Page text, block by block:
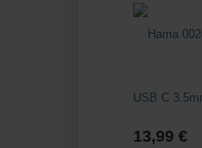
13,99 €